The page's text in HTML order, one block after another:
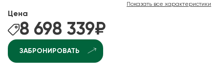
Показать все характеристики
Цена
8 698 339₽
ЗАБРОНИРОВАТЬ